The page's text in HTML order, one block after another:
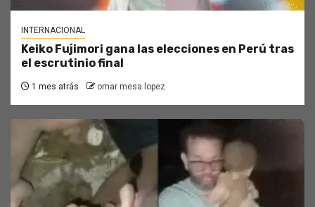
INTERNACIONAL
Keiko Fujimori gana las elecciones en Perú tras
el escrutinio final
1 mes atrás omar mesa lopez